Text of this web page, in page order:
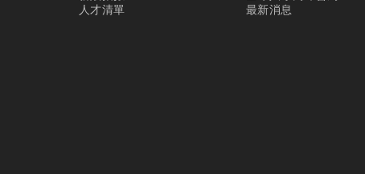
人才清單
最新消息